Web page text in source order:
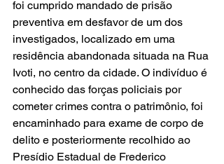
foi cumprido mandado de prisão
preventiva em desfavor de um dos
investigados, localizado em uma
residência abandonada situada na Rua
Ivoti, no centro da cidade. O indivíduo é
conhecido das forças policiais por
cometer crimes contra o patrimônio, foi
encaminhado para exame de corpo de
delito e posteriormente recolhido ao
Presídio Estadual de Frederico